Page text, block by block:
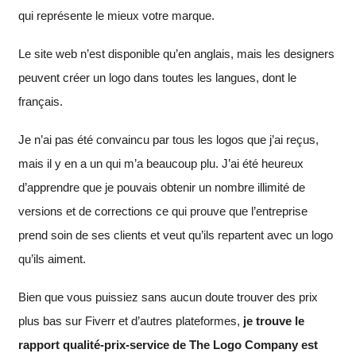
qui représente le mieux votre marque.
Le site web n’est disponible qu’en anglais, mais les designers
peuvent créer un logo dans toutes les langues, dont le
français.
Je n’ai pas été convaincu par tous les logos que j’ai reçus,
mais il y en a un qui m’a beaucoup plu. J’ai été heureux
d’apprendre que je pouvais obtenir un nombre illimité de
versions et de corrections ce qui prouve que l’entreprise
prend soin de ses clients et veut qu’ils repartent avec un logo
qu’ils aiment.
Bien que vous puissiez sans aucun doute trouver des prix
plus bas sur Fiverr et d’autres plateformes, je trouve le
rapport qualité-prix-service de The Logo Company est